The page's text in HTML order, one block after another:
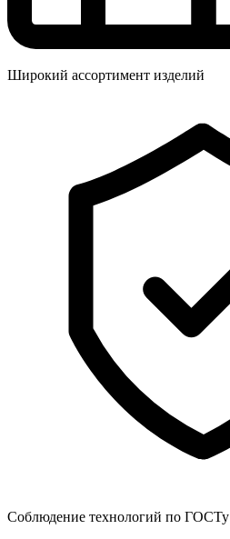
Широкий ассортимент изделий
Соблюдение технологий по ГОСТу